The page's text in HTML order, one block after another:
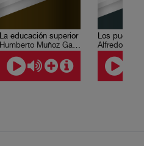
La educación superior
Humberto Muñoz García, María Herlinda Zozaya